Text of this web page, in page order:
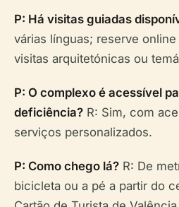
P: Há visitas guiadas
várias línguas; reserve
visitas arquitetónicas ou
P: O complexo é acessível
deficiência? R: Sim, com
serviços personalizados.
P: Como chego lá? R: De
bicicleta ou a pé a partir do